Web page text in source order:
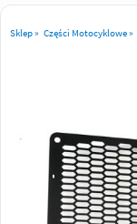
Sklep» Części Motocyklowe»